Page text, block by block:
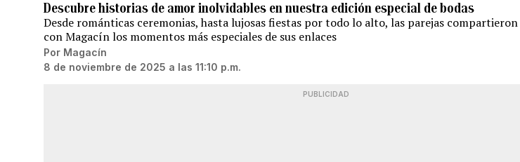
Descubre historias de amor inolvidables en nuestra edición especial de bodas
Desde románticas ceremonias, hasta lujosas fiestas por todo lo alto, las parejas compartieron
con Magacín los momentos más especiales de sus enlaces
Por Magacín
8 de noviembre de 2025 a las 11:10 p.m.
PUBLICIDAD